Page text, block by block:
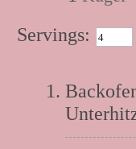
Servings: